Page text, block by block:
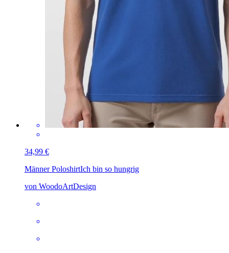
34,99 €
Männer PoloshirtIch bin so hungrig
von WoodoArtDesign